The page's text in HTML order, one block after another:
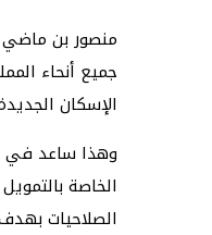
منصور بن
الإسكان
وهذا ساعد في
الصلاحيات